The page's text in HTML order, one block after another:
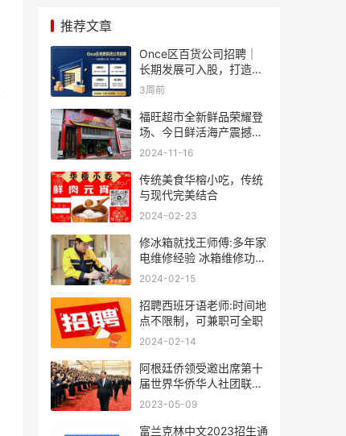
推荐文章
Once区百货公司招聘｜
长期发展可入股，打造个
人事业
3周前
福旺超市全新鲜品荣耀登
场、今日鲜活海产震撼来
袭！
2024-11-16
传统美食华榕小吃，传统
与现代完美结合
2024-02-23
修冰箱就找王师傅:多年家
电维修经验 冰箱维修功底
深厚
2024-02-15
招聘西班牙语老师:时间地
点不限制，可兼职可全职
2024-02-14
阿根廷侨领受邀出席第十
届世界华侨华人社团联谊
大会
2023-05-09
富兰克林中文2023招生通